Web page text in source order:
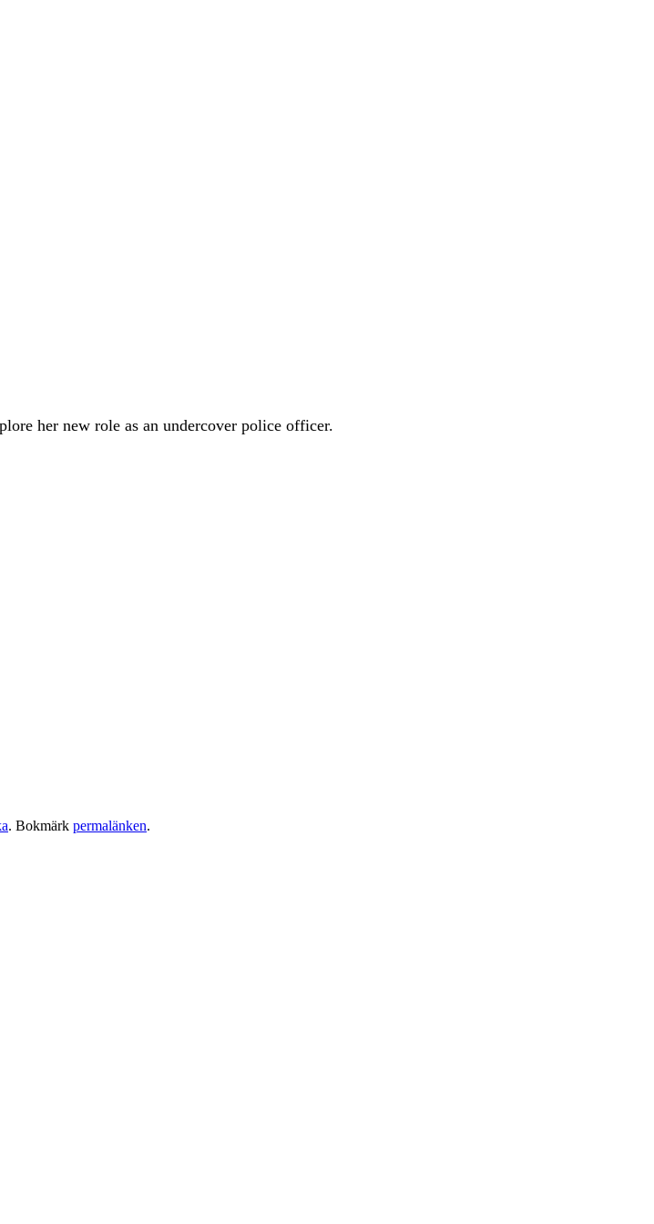
her new role as an undercover police officer.
. Bokmärk permalänken.